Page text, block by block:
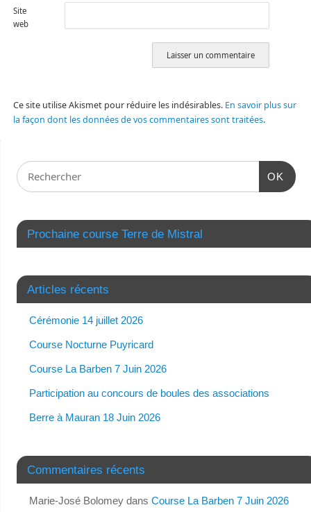
Site
web
Ce site utilise Akismet pour réduire les indésirables. En savoir plus sur
la façon dont les données de vos commentaires sont traitées.
OK
Prochaine course Terre de Mistral
Articles récents
Cérémonie 14 juillet 2026
Course Nocturne Puyricard
Course La Barben 7 Juin 2026
Participation au concours de boules des associations
Berre à Mauran 18 Juin 2026
Commentaires récents
Marie-José Bolomeydans Course La Barben 7 Juin 2026